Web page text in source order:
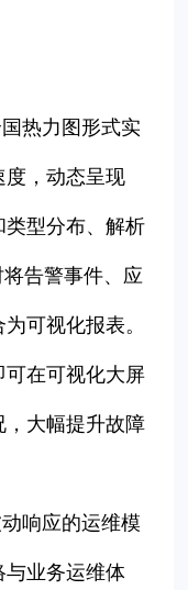
热力图形式实
度，动态呈现
类型分布、解析
告警事件、应
可视化报表。
在可视化大屏
，大幅提升故障
响应的运维模
与业务运维体